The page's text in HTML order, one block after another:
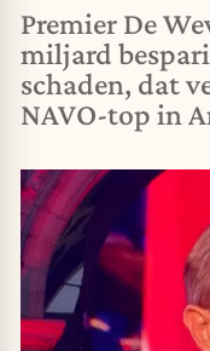
Premier De
miljard
schaden, dat
NAVO-top in